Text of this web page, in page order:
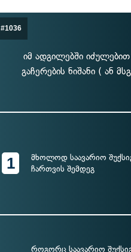
#1036
იმ ადგილებში
გაჩერების ნიშანი ( ან
1
მხოლოდ საავარიო
ჩართვის შემდეგ
როგორც საავარიო